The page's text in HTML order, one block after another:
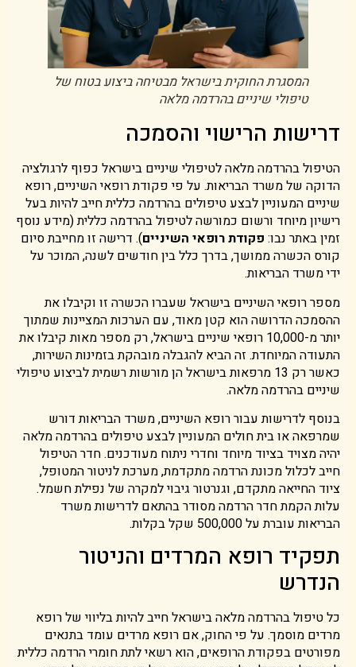
המסגרת החוקית בישראל מבטיחה ביצוע בטוח של
טיפולי שיניים בהרדמה מלאה
דרישות הרישוי והסמכה
הטיפול בהרדמה מלאה לטיפולי שיניים בישראל כפוף לרגולציה
הדוקה של משרד הבריאות. על פי פקודת רופאי השיניים, רופא
שיניים המעוניין לבצע טיפולים בהרדמה כללית חייב להיות בעל
רישיון מיוחד ורשום כמורשה לטיפול בהרדמה כללית (מידע נוסף
זמין באתר נבו: פקודת רופאי השיניים). דרישה זו מחייבת סיום
קורס הכשרה ממושך, בדרך כלל בין חודשים לשנה, המוכר על
ידי משרד הבריאות.
מספר רופאי השיניים בישראל שעברו הכשרה זו וקיבלו את
ההסמכה הדרושה הוא קטן מאוד, עם הערכות המציינות שמתוך
יותר מ-10,000 רופאי שיניים בישראל, רק מספר מאות קיבלו את
התעודה המיוחדת. זה הביא להגבלה מובהקת בזמינות השירות,
כאשר רק 13 מרפאות בישראל הן מורשות רשמית לביצוע טיפולי
שיניים בהרדמה מלאה.
בנוסף לדרישות עבור רופא השיניים, משרד הבריאות דורש
שמרפאה או בית חולים המעוניין לבצע טיפולים בהרדמה מלאה
יהיה מצויד בציוד מיוחד וחדרי ניתוח מעודכנים. חדר הטיפול
חייב לכלול מכונת הרדמה מתקדמת, מערכת לניטור המטופל,
ציוד החייאה מתקדם, וגנרטור גיבוי למקרה של נפילת חשמל.
עלות הקמת חדר הרדמה מסודר בהתאם לדרישות משרד
הבריאות עוברת על 500,000 שקל בקלות.
תפקיד רופא המרדים והניטור
הנדרש
כל טיפול בהרדמה מלאה בישראל חייב להיות בליווי של רופא
מרדים מוסמך. על פי החוק, אם רופא מרדים עומד בתנאים
מפורטים בפקודת הרופאים, הוא רשאי לתת חומרי הרדמה כללית